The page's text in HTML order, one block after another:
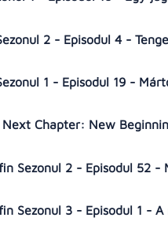
2 - Episodul 4 -
1 - Episodul 19 -
Next Chapter: New
Sezonul 2 - Episodul 52 -
Sezonul 3 - Episodul 1 - A